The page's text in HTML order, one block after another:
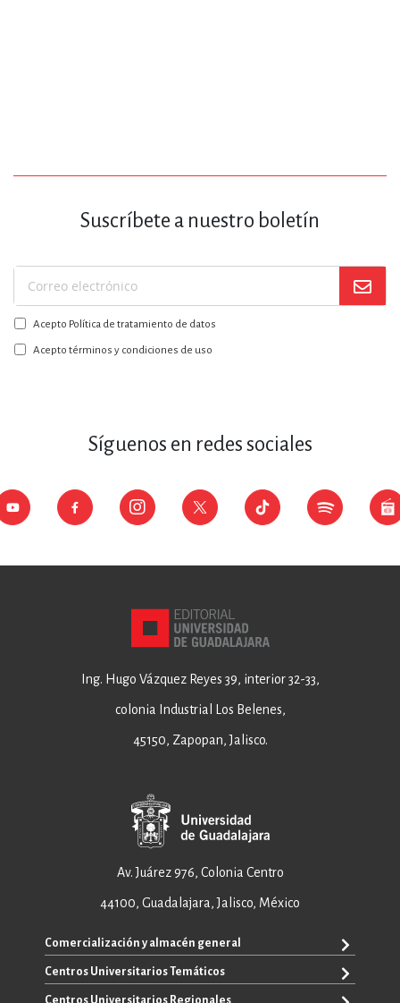
Suscríbete a nuestro boletín
Suscríbase
a
nuestro
boletín:
Acepto Política de tratamiento de datos
Acepto términos y condiciones de uso
Síguenos en redes sociales
Ing. Hugo Vázquez Reyes 39, interior 32-33,
colonia Industrial Los Belenes,
45150, Zapopan, Jalisco.
Av. Juárez 976, Colonia Centro
44100, Guadalajara, Jalisco, México
Comercialización y almacén general
+52 33 3640 6326
+52 33 3640 4595
Centros Universitarios Temáticos